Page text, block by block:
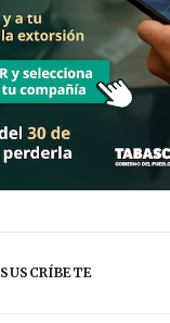
SUSCRÍBETE